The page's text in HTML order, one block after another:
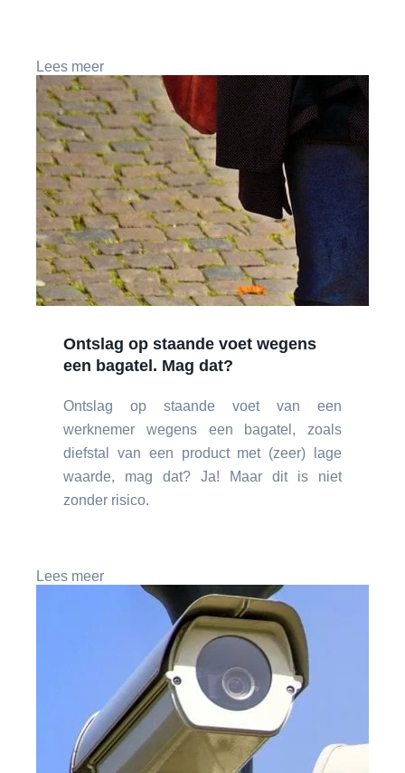
Lees meer
Ontslag op staande voet wegens
een bagatel. Mag dat?
Ontslag op staande voet van een
werknemer wegens een bagatel, zoals
diefstal van een product met (zeer) lage
waarde, mag dat? Ja! Maar dit is niet
zonder risico.
Lees meer